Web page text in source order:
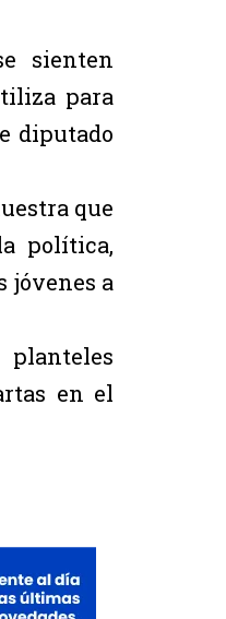
sienten
para
diputado
que
política,
jóvenes a
en el